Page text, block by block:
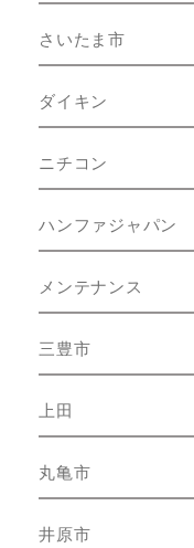
さいたま市
ダイキン
ニチコン
ハンファジャパン
メンテナンス
三豊市
上田
丸亀市
井原市